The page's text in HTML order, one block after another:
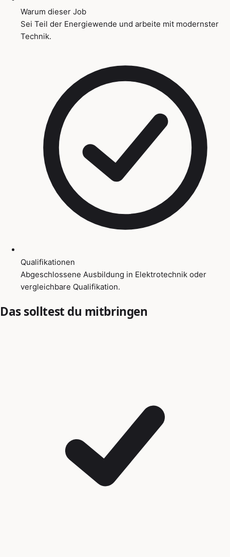
Warum dieser Job
Sei Teil der Energiewende und arbeite mit modernster
Technik.
Qualifikationen
Abgeschlossene Ausbildung in Elektrotechnik oder
vergleichbare Qualifikation.
Das solltest du mitbringen